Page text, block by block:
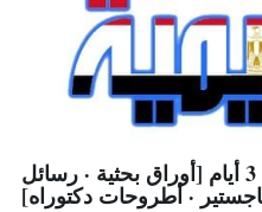
دورة تدريبية أون لاين لمدة 3 أيام [أوراق بحثية · رسائل
· أطروحات دكتوراه]